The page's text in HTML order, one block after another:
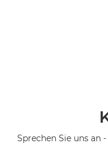
Sprechen Sie uns an